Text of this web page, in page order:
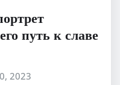
путь к славе
2023